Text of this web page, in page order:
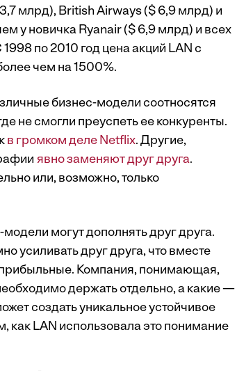
млрд), British Airways ($ 6,9 млрд) и
у новичка Ryanair ($ 6,9 млрд) и всех
по 2010 год цена акций LAN с
чем на 1500%.
бизнес-модели соотносятся
не смогли преуспеть ее конкуренты.
в громком деле Netflix. Другие,
явно заменяют друг друга.
или, возможно, только
могут дополнять друг друга.
усиливать друг друга, что вместе
Компания, понимающая,
держать отдельно, а какие —
создать уникальное устойчивое
как LAN использовала это понимание